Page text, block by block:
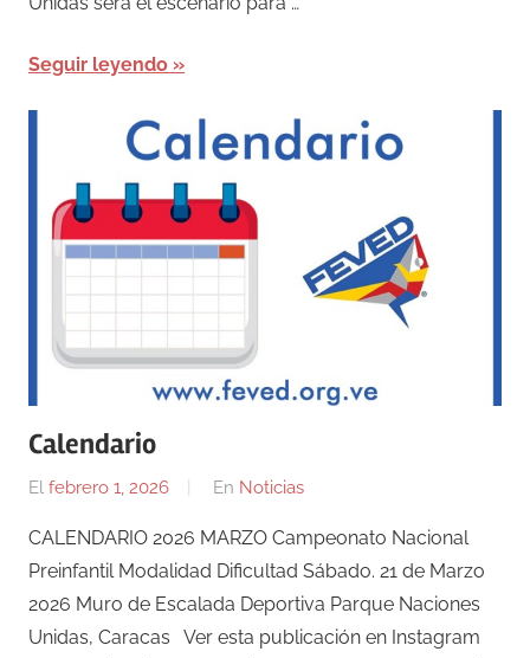
Seguir leyendo
Calendario
El febrero 1, 2026
Por
En Noticias
CALENDARIO 2026 MARZO Campeonato Nacional
Preinfantil Modalidad Dificultad Sábado. 21 de Marzo
2026 Muro de Escalada Deportiva Parque Naciones
Unidas, Caracas Ver esta publicación en Instagram